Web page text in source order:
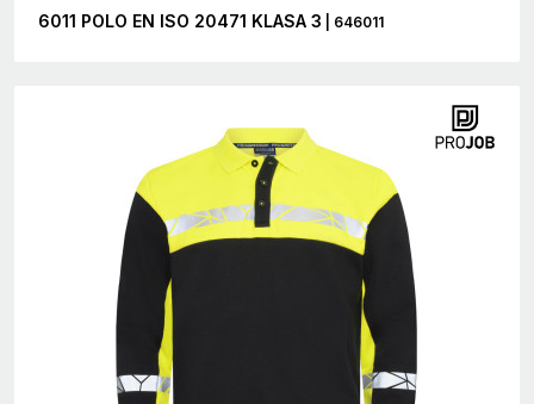
6011 POLO EN ISO 20471 KLASA 3 | 646011